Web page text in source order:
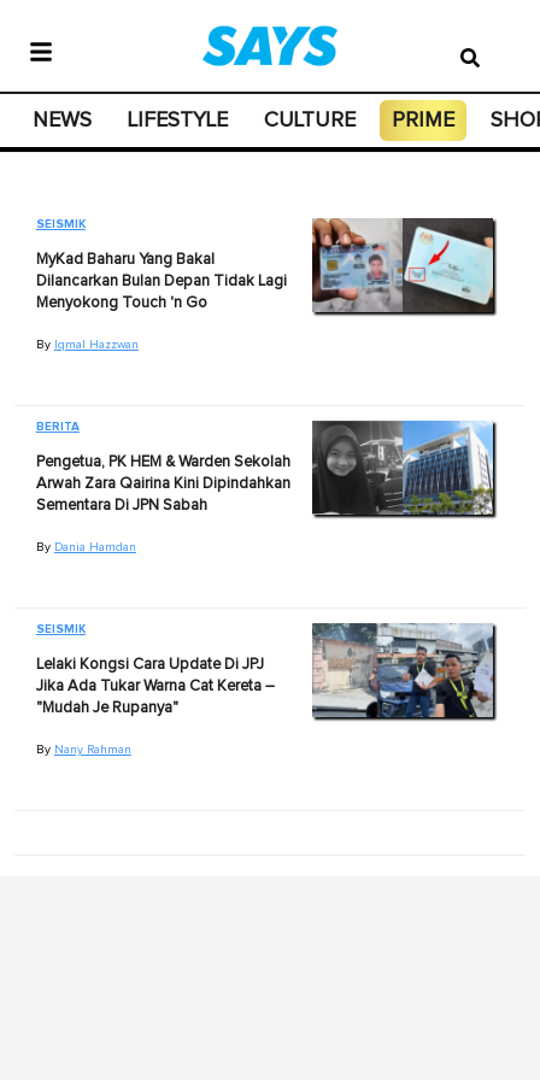
NEWS LIFESTYLE CULTURE PRIME
SEISMIK
MyKad Baharu Yang Bakal
Dilancarkan Bulan Depan Tidak Lagi
Menyokong Touch 'n Go
By Iqmal Hazzwan
BERITA
Pengetua, PK HEM & Warden Sekolah
Arwah Zara Qairina Kini Dipindahkan
Sementara Di JPN Sabah
By Dania Hamdan
SEISMIK
Lelaki Kongsi Cara Update Di JPJ
Jika Ada Tukar Warna Cat Kereta –
"Mudah Je Rupanya"
By Nany Rahman